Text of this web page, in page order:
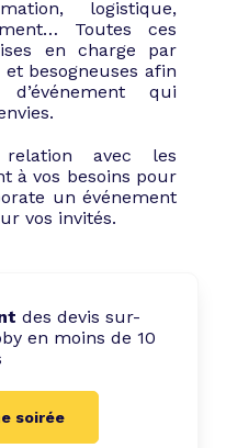
logistique,
Toutes ces
en charge par
besogneuses afin
qui
avec les
à vos besoins pour
un événement
vos invités.
des devis sur-
en moins de 10
soirée